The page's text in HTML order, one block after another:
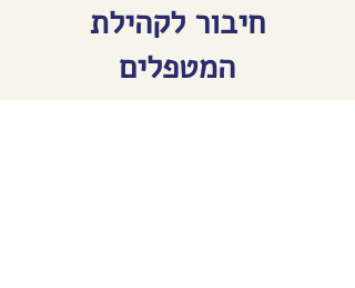
חיבור לקהילת
המטפלים